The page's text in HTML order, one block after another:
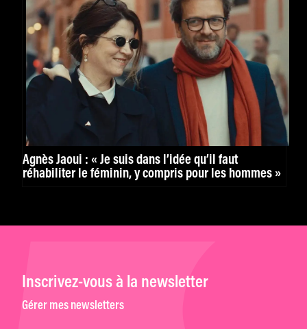
Agnès Jaoui : « Je suis dans l’idée qu’il faut
réhabiliter le féminin, y compris pour les hommes »
Inscrivez-vous à la newsletter
Gérer mes newsletters